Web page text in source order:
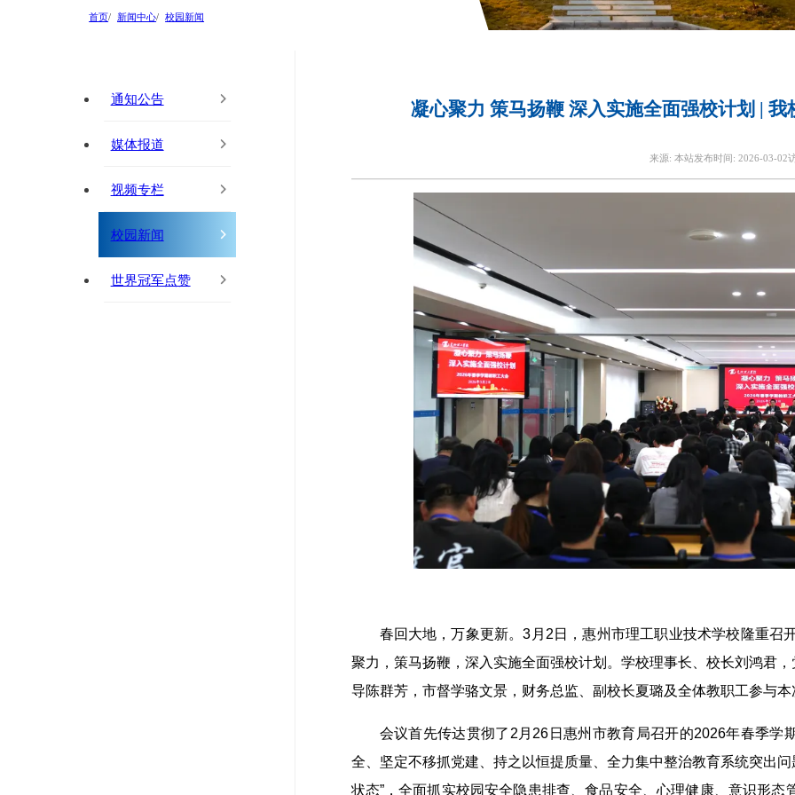
首页 新闻中心 校园新闻
通知公告
媒体报道
视频专栏
校园新闻
世界冠军点赞
凝心聚力 策马扬鞭 深入实施全面强校计划 |
来源: 本站发布时间: 2026-03-02
春回大地，万象更新。3月2日，惠州市理工职业技术学校隆重召
聚力，策马扬鞭，深入实施全面强校计划。学校理事长、校长刘鸿君
导陈群芳，市督学骆文景，财务总监、副校长夏璐及全体教职工参与
会议首先传达贯彻了2月26日惠州市教育局召开的2026年春季学
全、坚定不移抓党建、持之以恒提质量、全力集中整治教育系统突出
状态”，全面抓实校园安全隐患排查、食品安全、心理健康、意识形